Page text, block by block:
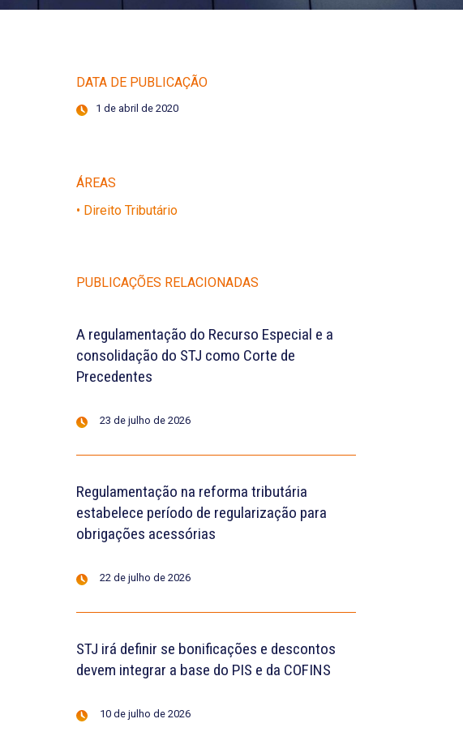
DATA DE PUBLICAÇÃO
1 de abril de 2020
ÁREAS
• Direito Tributário
PUBLICAÇÕES RELACIONADAS
A regulamentação do Recurso Especial e a
consolidação do STJ como Corte de
Precedentes
23 de julho de 2026
Regulamentação na reforma tributária
estabelece período de regularização para
obrigações acessórias
22 de julho de 2026
STJ irá definir se bonificações e descontos
devem integrar a base do PIS e da COFINS
10 de julho de 2026